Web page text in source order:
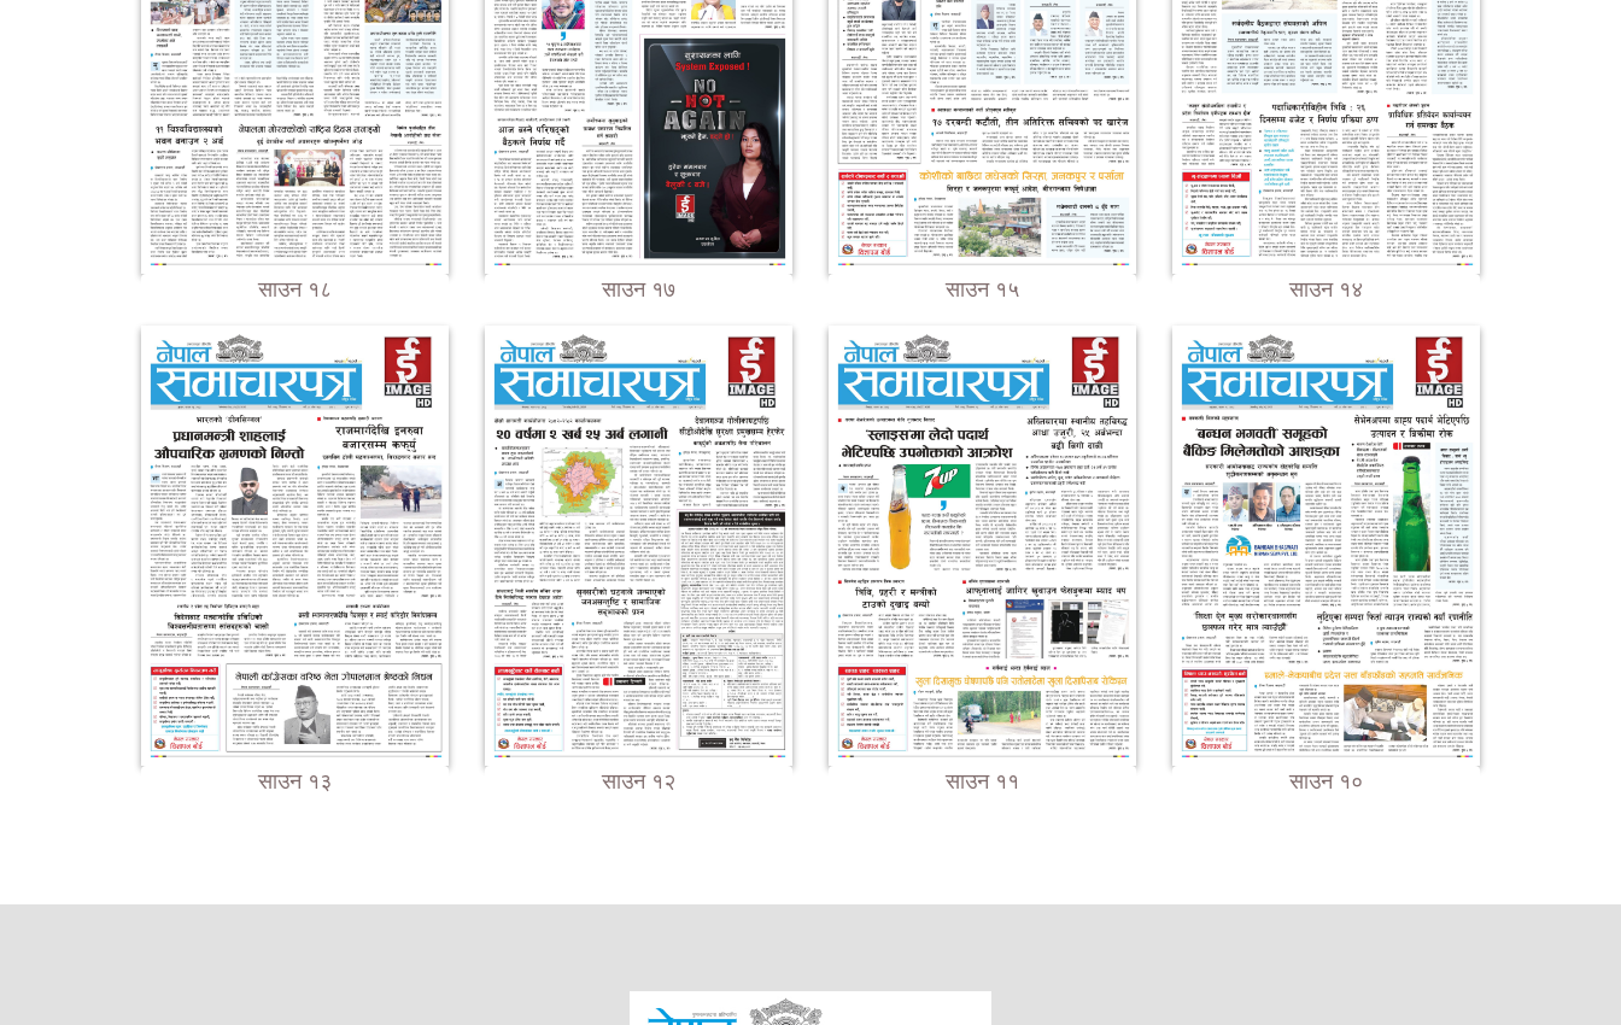
साउन १८ साउन १७ साउन १५ साउन १४
साउन १३ साउन १२ साउन ११ साउन १०